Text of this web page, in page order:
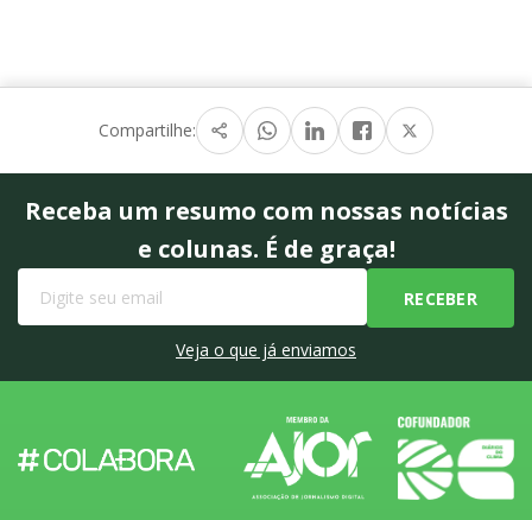
Compartilhe:
Receba um resumo com nossas notícias
e colunas. É de graça!
Veja o que já enviamos